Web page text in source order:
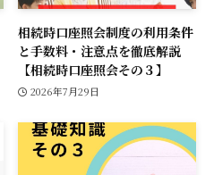
相続時口座照会制度の利用条件
と手数料・注意点を徹底解説
【相続時口座照会その３】
2026年7月29日